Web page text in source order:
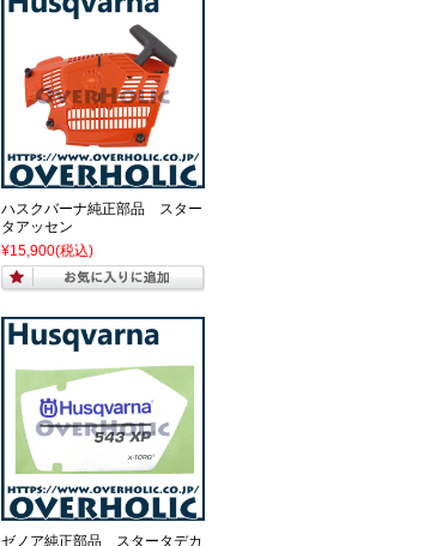
ハスクバーナ純正部品 スター
タアッセン
¥15,900(税込)
ゼノア純正部品 スタータデカ